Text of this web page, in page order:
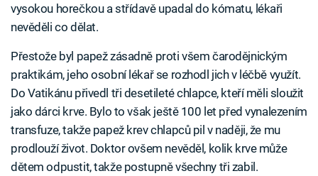
vysokou horečkou a střídavě upadal do kómatu, lékaři
nevěděli co dělat.
Přestože byl papež zásadně proti všem čarodějnickým
praktikám, jeho osobní lékař se rozhodl jich v léčbě využít.
Do Vatikánu přivedl tři desetileté chlapce, kteří měli sloužit
jako dárci krve. Bylo to však ještě 100 let před vynalezením
transfuze, takže papež krev chlapců pil v naději, že mu
prodlouží život. Doktor ovšem nevěděl, kolik krve může
dětem odpustit, takže postupně všechny tři zabil.